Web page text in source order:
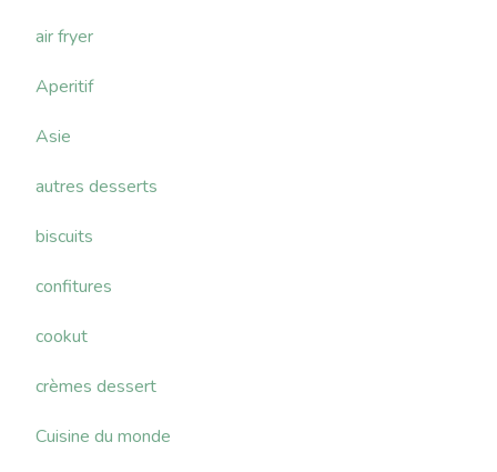
air fryer
Aperitif
Asie
autres desserts
biscuits
confitures
cookut
crèmes dessert
Cuisine du monde